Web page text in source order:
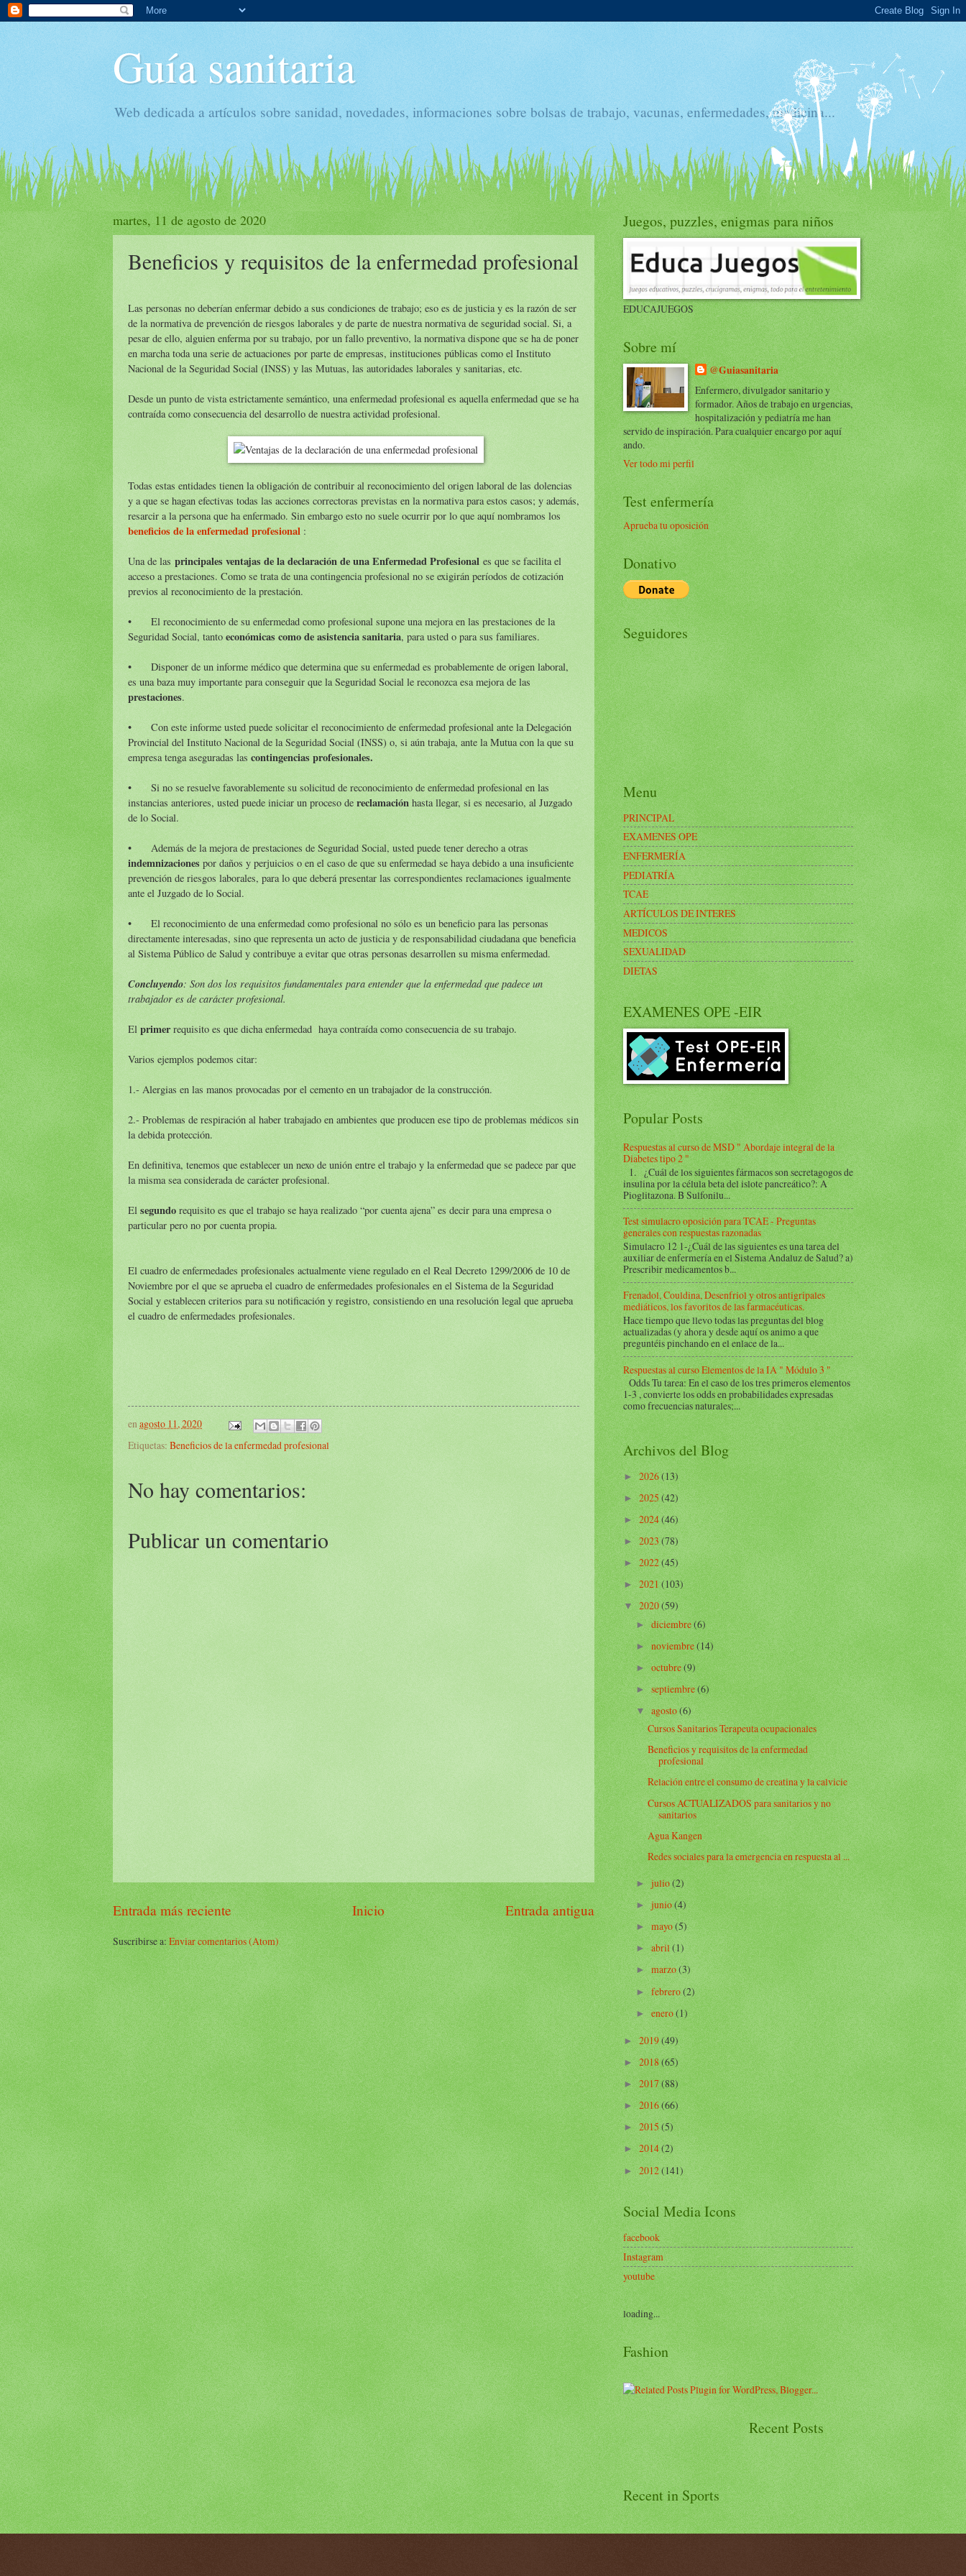
Guía sanitaria
Web dedicada a artículos sobre sanidad, novedades, informaciones sobre bolsas de trabajo, vacunas, enfermedades, medicina...
martes, 11 de agosto de 2020
Beneficios y requisitos de la enfermedad profesional
Las personas no deberían enfermar debido a sus condiciones de trabajo; eso es de justicia y es la razón de ser
de la normativa de prevención de riesgos laborales y de parte de nuestra normativa de seguridad social. Si, a
pesar de ello, alguien enferma por su trabajo, por un fallo preventivo, la normativa dispone que se ha de poner
en marcha toda una serie de actuaciones por parte de empresas, instituciones públicas como el Instituto
Nacional de la Seguridad Social (INSS) y las Mutuas, las autoridades laborales y sanitarias, etc.
Desde un punto de vista estrictamente semántico, una enfermedad profesional es aquella enfermedad que se ha
contraída como consecuencia del desarrollo de nuestra actividad profesional.
Todas estas entidades tienen la obligación de contribuir al reconocimiento del origen laboral de las dolencias
y a que se hagan efectivas todas las acciones correctoras previstas en la normativa para estos casos; y además,
resarcir a la persona que ha enfermado. Sin embargo esto no suele ocurrir por lo que aquí nombramos los
beneficios de la enfermedad profesional :
Una de las principales ventajas de la declaración de una Enfermedad Profesional es que se facilita el
acceso a prestaciones. Como se trata de una contingencia profesional no se exigirán períodos de cotización
previos al reconocimiento de la prestación.
•
El reconocimiento de su enfermedad como profesional supone una mejora en las prestaciones de la
Seguridad Social, tanto económicas como de asistencia sanitaria, para usted o para sus familiares.
•
Disponer de un informe médico que determina que su enfermedad es probablemente de origen laboral,
es una baza muy importante para conseguir que la Seguridad Social le reconozca esa mejora de las
prestaciones.
•
Con este informe usted puede solicitar el reconocimiento de enfermedad profesional ante la Delegación
Provincial del Instituto Nacional de la Seguridad Social (INSS) o, si aún trabaja, ante la Mutua con la que su
empresa tenga aseguradas las contingencias profesionales.
•
Si no se resuelve favorablemente su solicitud de reconocimiento de enfermedad profesional en las
instancias anteriores, usted puede iniciar un proceso dereclamación hasta llegar, si es necesario, al Juzgado
de lo Social.
• Además de la mejora de prestaciones de Seguridad Social, usted puede tener derecho a otras
indemnizaciones por daños y perjuicios o en el caso de que su enfermedad se haya debido a una insuficiente
prevención de riesgos laborales, para lo que deberá presentar las correspondientes reclamaciones igualmente
ante el Juzgado de lo Social.
•
El reconocimiento de una enfermedad como profesional no sólo es un beneficio para las personas
directamente interesadas, sino que representa un acto de justicia y de responsabilidad ciudadana que beneficia
al Sistema Público de Salud y contribuye a evitar que otras personas desarrollen su misma enfermedad.
Concluyendo: Son dos los requisitos fundamentales para entender que la enfermedad que padece un
trabajador es de carácter profesional.
El primerrequisito es que dicha enfermedad haya contraída como consecuencia de su trabajo.
Varios ejemplos podemos citar:
1.- Alergias en las manos provocadas por el cemento en un trabajador de la construcción.
2.- Problemas de respiración al haber trabajado en ambientes que producen ese tipo de problemas médicos sin
la debida protección.
En definitiva, tenemos que establecer un nexo de unión entre el trabajo y la enfermedad que se padece par que
la misma sea considerada de carácter profesional.
El segundo requisito es que el trabajo se haya realizado “por cuenta ajena” es decir para una empresa o
particular pero no por cuenta propia.
El cuadro de enfermedades profesionales actualmente viene regulado en el Real Decreto 1299/2006 de 10 de
Noviembre por el que se aprueba el cuadro de enfermedades profesionales en el Sistema de la Seguridad
Social y establecen criterios para su notificación y registro, consistiendo en una resolución legal que aprueba
el cuadro de enfermedades profesionales.
enagosto 11, 2020
Etiquetas: Beneficios de la enfermedad profesional
No hay comentarios:
Publicar un comentario
Entrada más reciente Entrada antigua
Inicio
Suscribirse a:Enviar comentarios (Atom)
Juegos, puzzles, enigmas para niños
EDUCAJUEGOS
Sobre mí
@Guiasanitaria
Enfermero, divulgador sanitario y
formador. Años de trabajo en urgencias,
hospitalización y pediatría me han
servido de inspiración. Para cualquier encargo por aquí
ando.
Ver todo mi perfil
Test enfermería
Aprueba tu oposición
Donativo
Seguidores
Menu
PRINCIPAL
EXAMENES OPE
ENFERMERÍA
PEDIATRÍA
TCAE
ARTÍCULOS DE INTERES
MEDICOS
SEXUALIDAD
DIETAS
EXAMENES OPE -EIR
Popular Posts
Respuestas al curso de MSD " Abordaje integral de la
Diabetes tipo 2 "
1. ¿Cuál de los siguientes fármacos son secretagogos de
insulina por la célula beta del islote pancreático?: A
Pioglitazona. B Sulfonilu...
Test simulacro oposición para TCAE - Preguntas
generales con respuestas razonadas
Simulacro 12 1-¿Cuál de las siguientes es una tarea del
auxiliar de enfermería en el Sistema Andaluz de Salud? a)
Prescribir medicamentos b...
Frenadol, Couldina, Desenfriol y otros antigripales
mediáticos, los favoritos de las farmacéuticas.
Hace tiempo que llevo todas las preguntas del blog
actualizadas (y ahora y desde aquí os animo a que
preguntéis pinchando en el enlace de la...
Respuestas al curso Elementos de la IA " Módulo 3 "
Odds Tu tarea: En el caso de los tres primeros elementos
1-3 , convierte los odds en probabilidades expresadas
como frecuencias naturales;...
Archivos del Blog
►2026(13)
►2025(42)
►2024(46)
►2023(78)
►2022(45)
►2021(103)
▼2020(59)
►diciembre(6)
► noviembre(14)
►octubre(9)
►septiembre(6)
▼agosto(6)
Cursos Sanitarios Terapeuta ocupacionales
Beneficios y requisitos de la enfermedad
profesional
Relación entre el consumo de creatina y la calvicie
Cursos ACTUALIZADOS para sanitarios y no
sanitarios
Agua Kangen
Redes sociales para la emergencia en respuesta al ...
►julio(2)
►junio(4)
►mayo(5)
►abril(1)
►marzo(3)
►febrero(2)
►enero(1)
►2019(49)
►2018(65)
►2017(88)
►2016(66)
►2015(5)
►2014(2)
►2012(141)
Social Media Icons
facebook
Instagram
youtube
loading...
Fashion
Recent in Sports
Recent Posts